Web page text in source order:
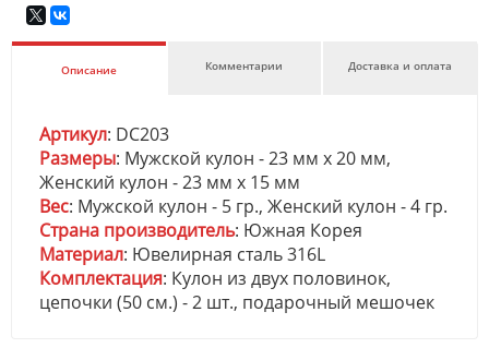
Описание Комментарии Доставка и оплата
Артикул: DC203
Размеры: Мужской кулон - 23 мм х 20 мм,
Женский кулон - 23 мм х 15 мм
Вес: Мужской кулон - 5 гр., Женский кулон - 4 гр.
Страна производитель: Южная Корея
Материал: Ювелирная сталь 316L
Комплектация: Кулон из двух половинок,
цепочки (50 см.) - 2 шт., подарочный мешочек